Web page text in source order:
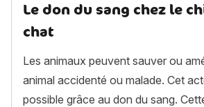
Le don du sang chez le
chat
Les animaux peuvent sauver ou
animal accidenté ou malade. Cet
possible grâce au don du sang.